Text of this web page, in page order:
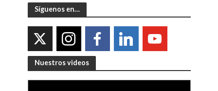
Síguenos en…
Nuestros videos